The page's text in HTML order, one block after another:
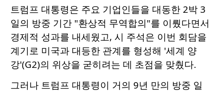
트럼프 대통령은 주요 기업인들을 대동한 2박 3
일의 방중 기간 "환상적 무역합의"를 이뤘다면서
경제적 성과를 내세웠고, 시 주석은 이번 회담을
계기로 미국과 대등한 관계를 형성해 '세계 양
강'(G2)의 위상을 굳히려는 데 초점을 맞췄다.
그러나 트럼프 대통령이 거의 9년 만의 방중 일